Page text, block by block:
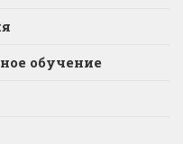
обучение